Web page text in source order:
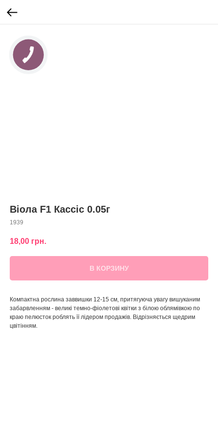
Вiола F1 Кассіс 0.05г
1939
18,00 грн.
В КОРЗИНУ
Компактна рослина заввишки 12-15 см, притягуюча увагу вишуканим
забарвленням - великі темно-фіолетові квітки з білою облямівкою по
краю пелюсток роблять її лідером продажів. Відрізняється щедрим
цвітінням.